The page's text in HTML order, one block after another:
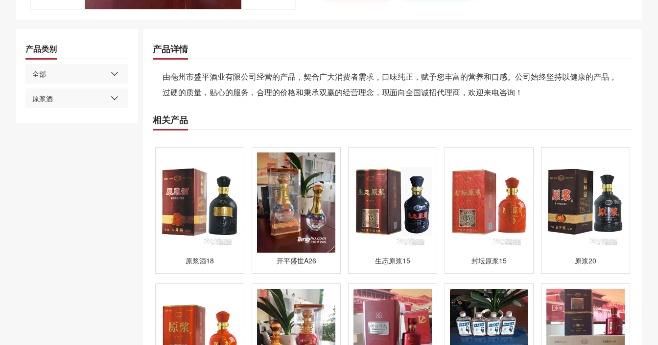
产品类别
全部
原浆酒
产品详情
由亳州市盛平酒业有限公司经营的产品，契合广大消费者需求，口味纯正，赋予您丰富的营养和口感。公司始终坚持以健康的产品，
过硬的质量，贴心的服务，合理的价格和秉承双赢的经营理念，现面向全国诚招代理商，欢迎来电咨询！
相关产品
原浆酒18 开平盛世A26 生态原浆15 封坛原浆15 原浆20